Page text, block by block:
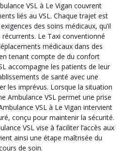
VSL à Le Vigan couvrent
liés au VSL. Chaque trajet est
des soins médicaux, qu’il
récurrents. Le Taxi conventionné
médicaux dans des
tenant compte de du confort
accompagne les patients de leur
de santé avec une
les imprévus. Lorsque la situation
Ambulance VSL permet une prise
VSL à Le Vigan intervient
conçu pour maintenir la sécurité.
VSL vise à faciliter l’accès aux
ainsi une étape maîtrisée du
de soin.